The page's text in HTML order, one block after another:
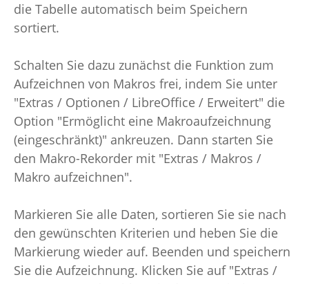
die Tabelle automatisch beim Speichern
sortiert.
Schalten Sie dazu zunächst die Funktion zum
Aufzeichnen von Makros frei, indem Sie unter
"Extras / Optionen / LibreOffice / Erweitert" die
Option "Ermöglicht eine Makroaufzeichnung
(eingeschränkt)" ankreuzen. Dann starten Sie
den Makro-Rekorder mit "Extras / Makros /
Makro aufzeichnen".
Markieren Sie alle Daten, sortieren Sie sie nach
den gewünschten Kriterien und heben Sie die
Markierung wieder auf. Beenden und speichern
Sie die Aufzeichnung. Klicken Sie auf "Extras /